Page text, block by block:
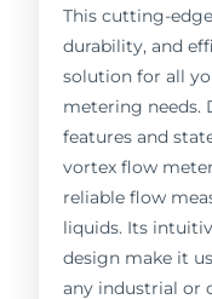
This cutting-
durability, and
solution for all
metering needs.
features and
vortex flow
reliable flow
liquids. Its
design make it
any industrial or